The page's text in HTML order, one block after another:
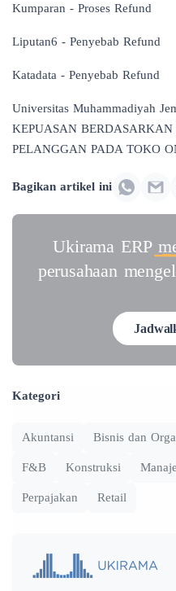
Kumparan - Proses Refund
Liputan6 - Penyebab Refund
Katadata - Penyebab Refund
Universitas Muhammadiyah
KEPUASAN
PELANGGAN PADA TOKO
Bagikan artikel ini
Ukirama ERP
perusahaan
Kategori
Akuntansi Bisnis dan
F&B Konstruksi
Perpajakan Retail